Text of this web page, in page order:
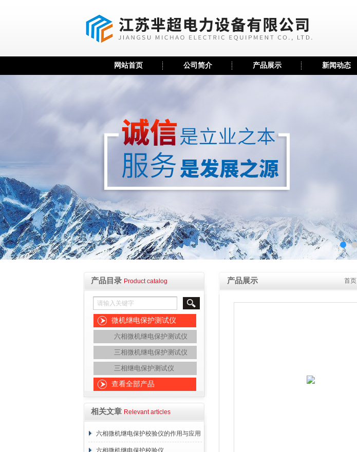
网站首页 公司简介 产品展示 新闻动态
产品目录 Product catalog
微机继电保护测试仪
六相微机继电保护测试仪
三相微机继电保护测试仪
三相继电保护测试仪
查看全部产品
相关文章 Relevant articles
六相微机继电保护校验仪的作用与应用
六相微机继电保护校验仪
产品展示 首页